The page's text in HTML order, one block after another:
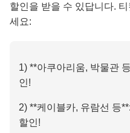
할인을 받을 수 있답니다.
세요:
1) **아쿠아리움, 박물관
인!
2) **케이블카, 유람선 등
할인!